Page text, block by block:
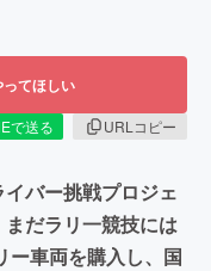
てほしい
で送る
URLコピー
バー挑戦プロジェ
だラリ一競技には
ー車両を購入し、国